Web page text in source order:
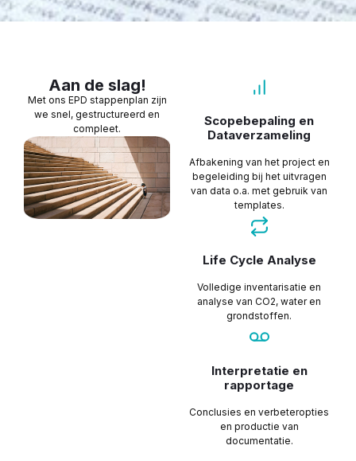
Aan de slag!
Met ons EPD stappenplan zijn
we snel, gestructureerd en
compleet.
Scopebepaling en
Dataverzameling
Afbakening van het project en
begeleiding bij het uitvragen
van data o.a. met gebruik van
templates.
Life Cycle Analyse
Volledige inventarisatie en
analyse van CO2, water en
grondstoffen.
Interpretatie en
rapportage
Conclusies en verbeteropties
en productie van
documentatie.